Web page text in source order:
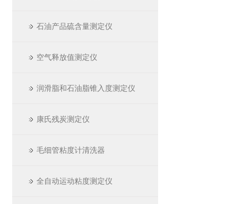
石油产品硫含量测定仪
空气释放值测定仪
润滑脂和石油脂锥入度测定仪
康氏残炭测定仪
毛细管粘度计清洗器
全自动运动粘度测定仪